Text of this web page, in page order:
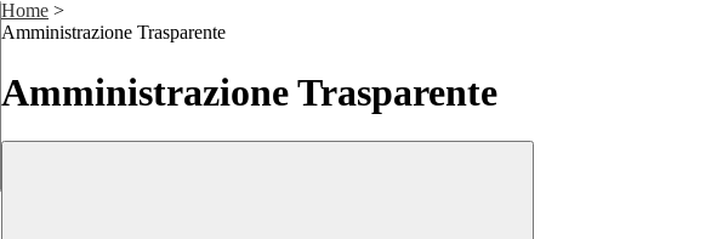
Home >
Amministrazione Trasparente
Amministrazione Trasparente